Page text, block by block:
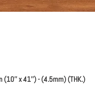
(10'' x 41'') - (4.5mm) (THK.)